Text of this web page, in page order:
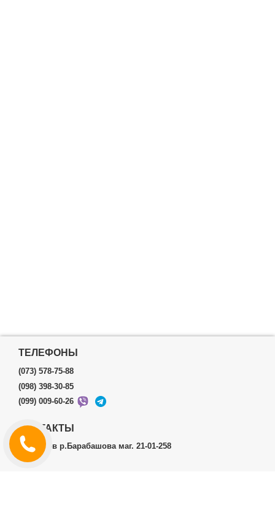
ТЕЛЕФОНЫ
(073) 578-75-88
(098) 398-30-85
(099) 009-60-26
КОНТАКТЫ
г.Харьков р.Барабашова маг. 21-01-258